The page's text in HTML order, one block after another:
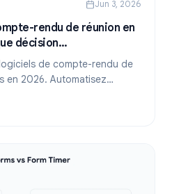
Jun 3, 2026
rendu de réunion en
décision
de compte-rendu de
en 2026. Automatisez
chaque appel.
rendu de réunion en 2026 :